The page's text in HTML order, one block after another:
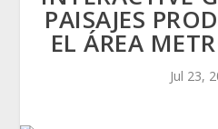
PAISAJES
EL ÁREA
Jul 23,